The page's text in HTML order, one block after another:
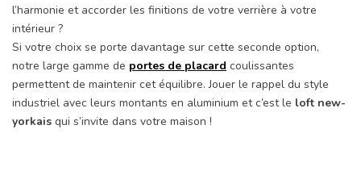
l’harmonie et accorder les finitions de votre verrière à votre
intérieur ?
Si votre choix se porte davantage sur cette seconde option,
notre large gamme de portes de placard coulissantes
permettent de maintenir cet équilibre. Jouer le rappel du style
industriel avec leurs montants en aluminium et c’est le loft new-
yorkais qui s’invite dans votre maison !